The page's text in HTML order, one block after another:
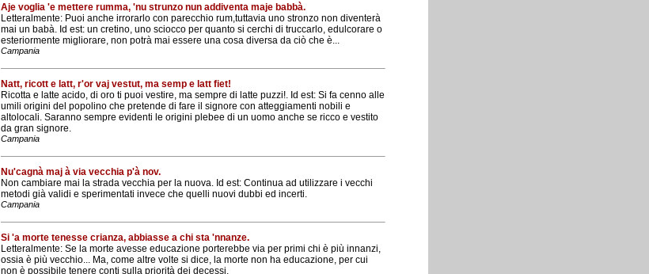
Aje voglia 'e mettere rumma, 'nu strunzo nun addiventa maje babbà.
Letteralmente: Puoi anche irrorarlo con parecchio rum,tuttavia uno stronzo non diventerà
mai un babà. Id est: un cretino, uno sciocco per quanto si cerchi di truccarlo, edulcorare o
esteriormente migliorare, non potrà mai essere una cosa diversa da ciò che è...
Campania
Natt, ricott e latt, r'or vaj vestut, ma semp e latt fiet!
Ricotta e latte acido, di oro ti puoi vestire, ma sempre di latte puzzi!. Id est: Si fa cenno alle
umili origini del popolino che pretende di fare il signore con atteggiamenti nobili e
altolocali. Saranno sempre evidenti le origini plebee di un uomo anche se ricco e vestito
da gran signore.
Campania
Nu'cagnà maj à via vecchia p'à nov.
Non cambiare mai la strada vecchia per la nuova. Id est: Continua ad utilizzare i vecchi
metodi già validi e sperimentati invece che quelli nuovi dubbi ed incerti.
Campania
Si 'a morte tenesse crianza, abbiasse a chi sta 'nnanze.
Letteralmente: Se la morte avesse educazione porterebbe via per primi chi è più innanzi,
ossia è più vecchio... Ma, come altre volte si dice, la morte non ha educazione, per cui
non è possibile tenere conti sulla priorità dei decessi.